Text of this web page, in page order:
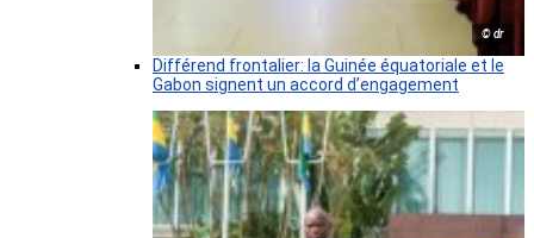
© dr
Différend frontalier: la Guinée équatoriale et le
Gabon signent un accord d’engagement